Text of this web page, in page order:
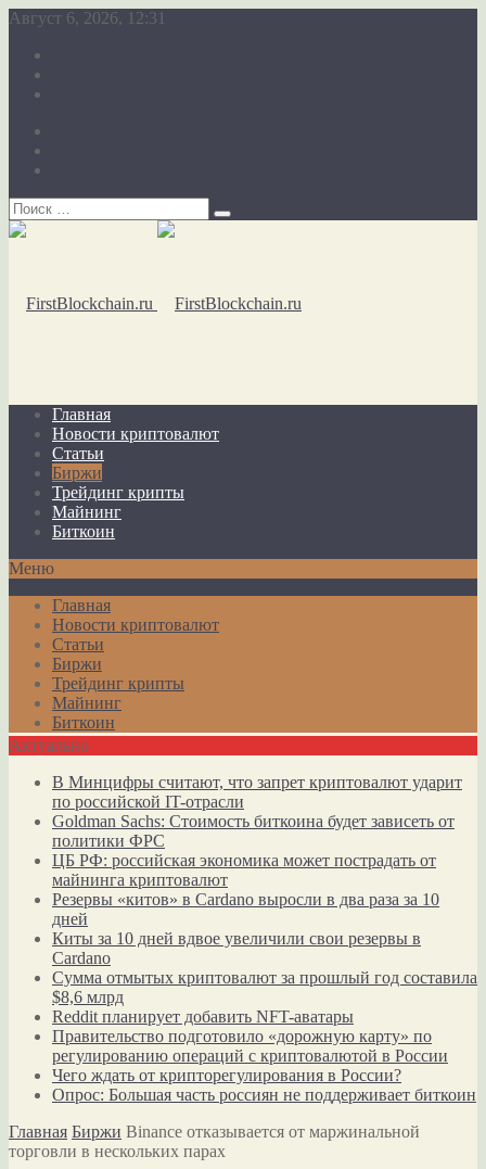
Август 6, 2026, 12:31
Главная
Новости криптовалют
Статьи
Биржи
Трейдинг крипты
Майнинг
Биткоин
Меню
Главная
Новости криптовалют
Статьи
Биржи
Трейдинг крипты
Майнинг
Биткоин
Актуально
В Минцифры считают, что запрет криптовалют ударит
по российской IT-отрасли
Goldman Sachs: Стоимость биткоина будет зависеть от
политики ФРС
ЦБ РФ: российская экономика может пострадать от
майнинга криптовалют
Резервы «китов» в Cardano выросли в два раза за 10
дней
Киты за 10 дней вдвое увеличили свои резервы в
Cardano
Сумма отмытых криптовалют за прошлый год составила
$8,6 млрд
Reddit планирует добавить NFT-аватары
Правительство подготовило «дорожную карту» по
регулированию операций с криптовалютой в России
Чего ждать от крипторегулирования в России?
Опрос: Большая часть россиян не поддерживает биткоин
Главная Биржи Binance отказывается от маржинальной
торговли в нескольких парах